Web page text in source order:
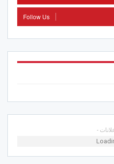
Follow Us